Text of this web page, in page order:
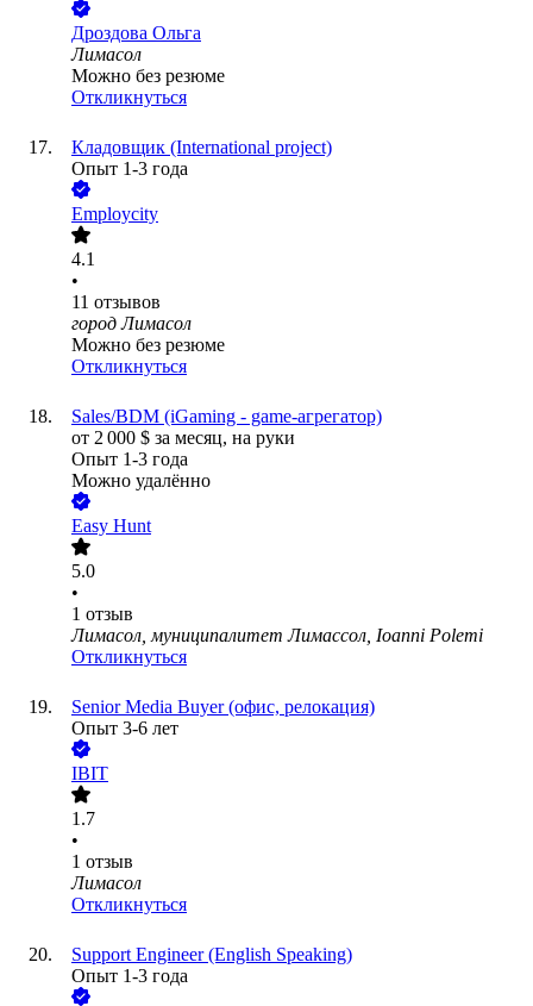
Дроздова Ольга
Лимасол
Можно без резюме
Откликнуться
Кладовщик (International project)
Опыт 1-3 года
Employcity
4.1
•
11 отзывов
город Лимасол
Можно без резюме
Откликнуться
Sales/BDM (iGaming - game-агрегатор)
от 2 000 $ за месяц, на руки
Опыт 1-3 года
Можно удалённо
Easy Hunt
5.0
•
1 отзыв
Лимасол, муниципалитет Лимассол, Ioanni Polemi
Откликнуться
Senior Media Buyer (офис, релокация)
Опыт 3-6 лет
IBIT
1.7
•
1 отзыв
Лимасол
Откликнуться
Support Engineer (English Speaking)
Опыт 1-3 года